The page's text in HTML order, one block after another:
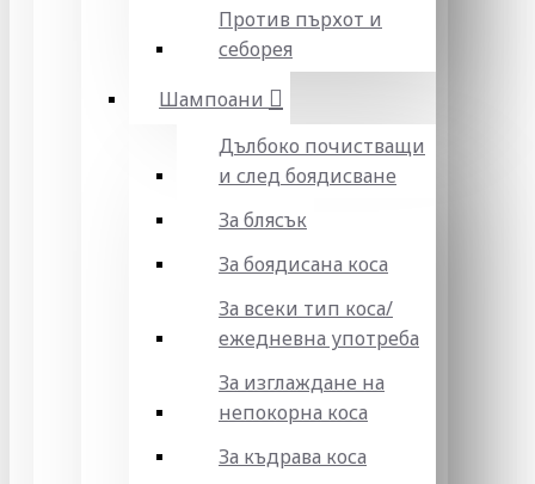
Против пърхот и
себорея
Шампоани
Дълбоко почистващи
и след боядисване
За блясък
За боядисана коса
За всеки тип коса/
ежедневна употреба
За изглаждане на
непокорна коса
За къдрава коса